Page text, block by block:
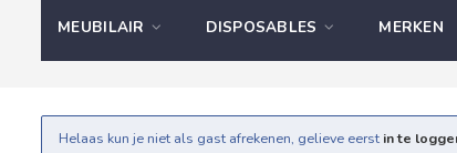
MEUBILAIR DISPOSABLES MERKEN
Helaas kun je niet als gast afrekenen, gelieve eerst in te